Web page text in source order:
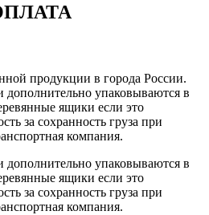
продукции в города России.
дополнительно упаковываются в
ящики если это
за сохранность груза при
компания.
дополнительно упаковываются в
ящики если это
за сохранность груза при
компания.